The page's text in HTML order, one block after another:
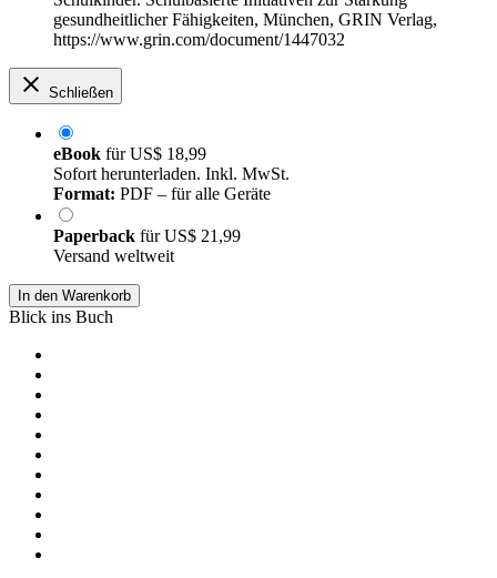
gesundheitlicher Fähigkeiten, München, GRIN Verlag,
https://www.grin.com/document/1447032
Schließen
eBook fürUS$ 18,99
Sofort herunterladen. Inkl. MwSt.
Format: PDF – für alle Geräte
Paperback fürUS$ 21,99
Versand weltweit
In den Warenkorb
Blick ins Buch